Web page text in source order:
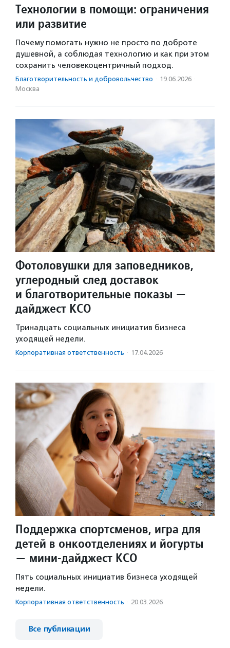
Технологии в помощи: ограничения
или развитие
Почему помогать нужно не просто по доброте
душевной, а соблюдая технологию и как при этом
сохранить человекоцентричный подход.
Благотвори­тель­ность и доброволь­чест­во · 19.06.2026 ·
Москва
Фотоловушки для заповедников,
углеродный след доставок
и благотворительные показы —
дайджест КСО
Тринадцать социальных инициатив бизнеса
уходящей недели.
Корпоративная ответственность · 17.04.2026
Поддержка спортсменов, игра для
детей в онкоотделениях и йогурты
— мини-дайджест КСО
Пять социальных инициатив бизнеса уходящей
недели.
Корпоративная ответственность · 20.03.2026
Все публикации